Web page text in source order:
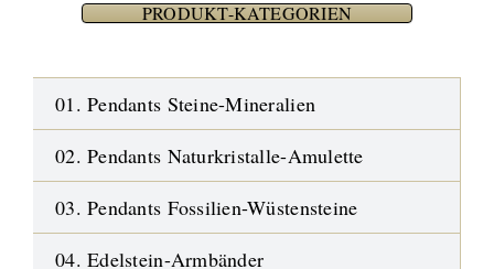
PRODUKT-KATEGORIEN
01. Pendants Steine-Mineralien
02. Pendants Naturkristalle-Amulette
03. Pendants Fossilien-Wüstensteine
04. Edelstein-Armbänder